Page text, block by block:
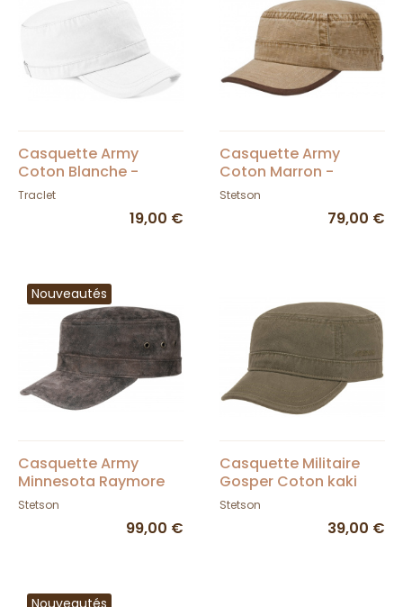
Casquette Army
Coton Blanche -
Beechfield
Traclet
19,00 €
Casquette Army
Coton Marron -
Stetson
Stetson
79,00 €
Nouveautés
Casquette Army
Minnesota Raymore
Leather Marron -
Stetson
99,00 €
Casquette Militaire
Gosper Coton kaki
UPF 40+ - Stetson
Stetson
39,00 €
Nouveautés